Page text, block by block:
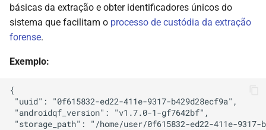
básicas da extração e obter identificadores únicos do
sistema que facilitam o processo de custódia da extração
forense.
Exemplo:
{
"uuid": "0f615832-ed22-411e-9317-b429d28ecf9a",
"androidqf_version": "v1.7.0-1-gf7642bf",
"storage_path": "/home/user/0f615832-ed22-411e-9317-